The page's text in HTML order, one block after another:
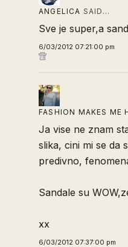
ANGELICA SAID…
Sve je super,a
6/03/2012 07:21:00 pm
FASHION MAKES ME
Ja vise ne znam
slika, cini mi se da
predivno,
Sandale su
xx
6/03/2012 07:37:00 pm